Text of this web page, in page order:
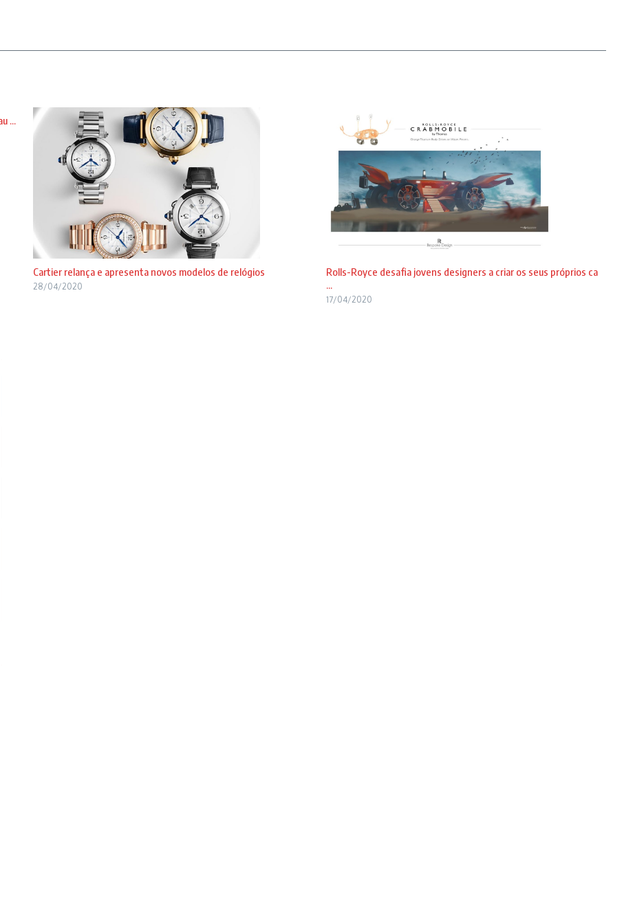
...
Cartier relança e apresenta novos modelos de relógios
28/04/2020
Rolls-Royce desafia jovens designers a criar os seus próprios ca
...
17/04/2020